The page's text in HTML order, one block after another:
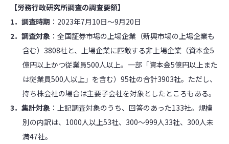
【労務行政研究所調査の調査要領】
1．調査時期 ：2023年7月10日～9月20日
2．調査対象 ：全国証券市場の上場企業（新興市場の上場企業も
含む）3808社と、上場企業に匹敵する非上場企業（資本金5
億円以上かつ従業員500人以上。一部「資本金5億円以上また
は従業員500人以上」を含む）95社の合計3903社。ただし、
持ち株会社の場合は主要子会社を対象としたところもある。
3．集計対象 ：上記調査対象のうち、回答のあった133社。規模
別の内訳は、1000人以上53社、300～999人33社、300人未
満47社。